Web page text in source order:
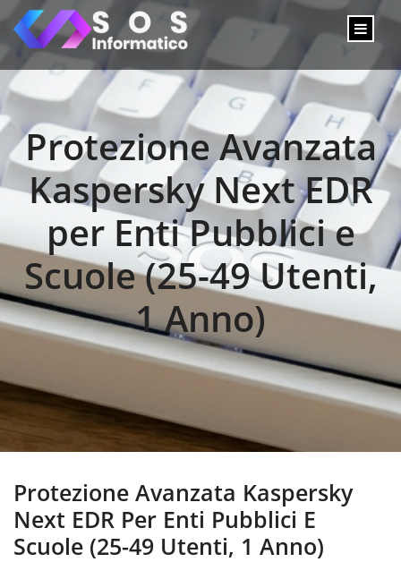
Protezione Avanzata
Kaspersky Next EDR
per Enti Pubblici e
Scuole (25-49 Utenti,
1 Anno)
Protezione Avanzata Kaspersky
Next EDR Per Enti Pubblici E
Scuole (25-49 Utenti, 1 Anno)